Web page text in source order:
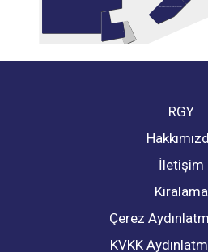
SARAY MUHALLEBİCİSİ
RGY
İletişim
Kiralama
Çerez
KVKK